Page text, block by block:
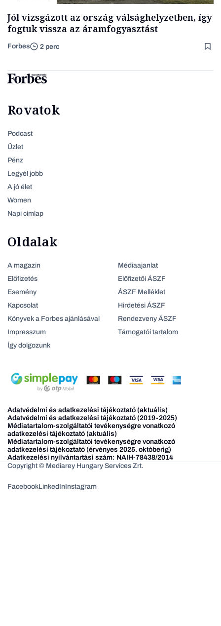
Jól vizsgázott az ország válsághelyzetben, így
fogtuk vissza az áramfogyasztást
Forbes 2 perc
Rovatok
Podcast
Üzlet
Pénz
Legyél jobb
A jó élet
Women
Napi címlap
Oldalak
A magazin
Előfizetés
Esemény
Kapcsolat
Könyvek a Forbes ajánlásával
Impresszum
Így dolgozunk
Médiaajanlat
Előfizetői ÁSZF
ÁSZF Melléklet
Hirdetési ÁSZF
Rendezveny ÁSZF
Támogatói tartalom
Adatvédelmi és adatkezelési tájékoztató (aktuális)
Adatvédelmi és adatkezelési tájékoztató (2019-2025)
Médiatartalom-szolgáltatói tevékenységre vonatkozó
adatkezelési tájékoztató (aktuális)
Médiatartalom-szolgáltatói tevékenységre vonatkozó
adatkezelési tájékoztató (érvényes 2025. októberig)
Adatkezelési nyilvántartási szám: NAIH-78438/2014
Copyright © Mediarey Hungary Services Zrt.
FacebookLinkedInInstagram